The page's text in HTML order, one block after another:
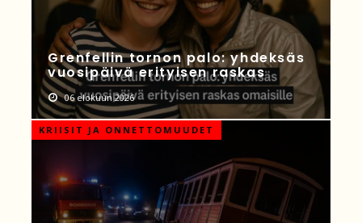
Grenfellin tornon palo: yhdeksäs
vuosipäivä erityisen raskas
06 elokuun 2026
KRIISIT JA ONNETTOMUUDET